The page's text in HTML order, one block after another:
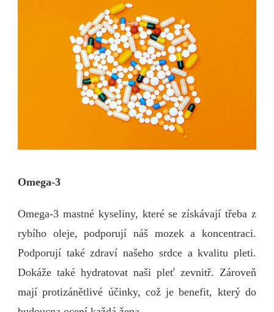
Omega-3
Omega-3 mastné kyseliny, které se získávají třeba z
rybího oleje, podporují náš mozek a koncentraci.
Podporují také zdraví našeho srdce a kvalitu pleti.
Dokáže také hydratovat naši pleť zevnitř. Zároveň
mají protizánětlivé účinky, což je benefit, který do